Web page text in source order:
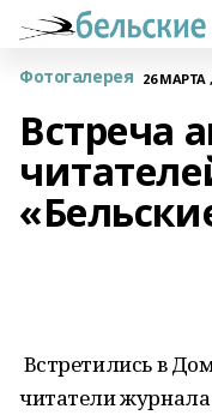
Фотогалерея 26 МАРТА ,
Встреча
Встретились в
читатели